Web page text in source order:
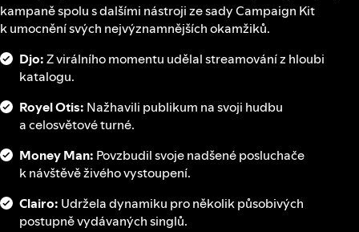
kampaně spolu s dalšími nástroji ze sady Campaign Kit
k umocnění svých nejvýznamnějších okamžiků.
Djo:Z virálního momentu udělal streamování z hloubi
katalogu.
Royel Otis: Nažhavili publikum na svoji hudbu
a celosvětové turné.
Money Man: Povzbudil svoje nadšené posluchače
k návštěvě živého vystoupení.
Clairo: Udržela dynamiku pro několik působivých
postupně vydávaných singlů.